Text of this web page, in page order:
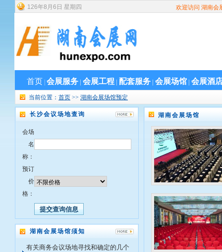
126年8 月 6 日 星期四 欢迎访问 湖南会
首页 会展服务 会展工程 配套服务 会展场馆 会展酒
当前位置： 首页 >> 湖南会展场馆预定
长沙会议场地查询
会场
名
称：
预订
价
格：
湖南会展场馆须知
有关商务会议场地寻找和确定的几个
湖南会展场馆